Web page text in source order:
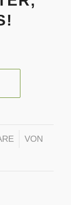
VON